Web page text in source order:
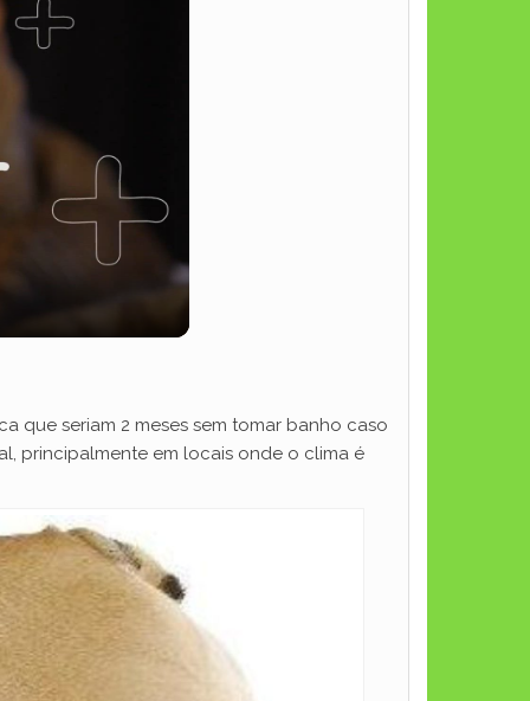
que seriam 2 meses sem tomar banho caso
principalmente em locais onde o clima é